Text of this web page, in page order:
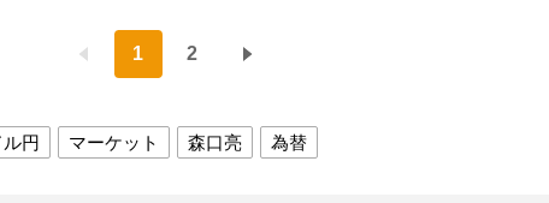
1 2
ル円 マーケット 森口亮 為替